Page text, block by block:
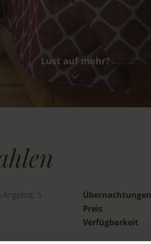
Lust auf mehr?
5
Übernachtungen
Preis
Verfügbarkeit